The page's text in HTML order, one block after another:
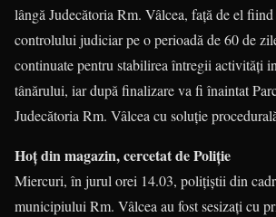
lângă Judecătoria Rm. Vâlcea, față de el fiind
controlului judiciar pe o perioadă de 60 de
continuate pentru stabilirea întregii activități
tânărului, iar după finalizare va fi înaintat
Judecătoria Rm. Vâlcea cu soluție
Hoț din magazin, cercetat de Poliție
Miercuri, în jurul orei 14.03, polițiștii din
municipiului Rm. Vâlcea au fost sesizați cu